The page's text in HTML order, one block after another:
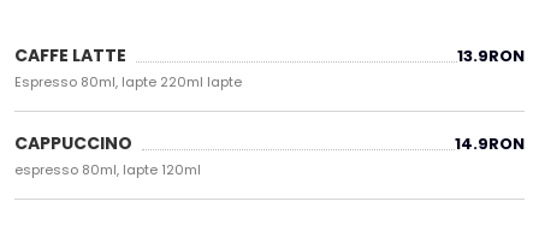
CAFFE LATTE 13.9RON
Espresso 80ml, lapte 220ml lapte
CAPPUCCINO 14.9RON
espresso 80ml, lapte 120ml